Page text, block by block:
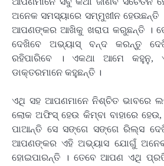
ଅନେକ ସମସ୍ୟାରେ ସମ୍ମୁଖୀନ
ଆପଣଙ୍କର ଆଖିକୁ ଖରାପ କରୁଛନ୍ତି ।
ଦେଖିବେ ଅଭ୍ୟାସ୍ ବନ୍ଦ କରନ୍ତୁ
ରହିପାରିବେ । ଏକଥା ଆମେ କହୁନୁ,
ଡାକ୍ତରମାନେ କହୁଛନ୍ତି ।
ଏଥି ସହ ଆପଣମାନେ ନିଶ୍ଚିତ ଭାବରେ
ଲୋକ ଅଫିସ୍ ହେଉ କିମ୍ବା ବାହାରେ
ପାଆନ୍ତି ସେ ସଙ୍ଗେ ସଙ୍ଗେ ରିଲ୍ସ
ଆପଣଙ୍କର ଏହି ଅଭ୍ୟାସ ଯୋଗୁଁ ଅନେକ
ହୋଇପାରନ୍ତି । ତେବେ ଆପଣ ଏଥି